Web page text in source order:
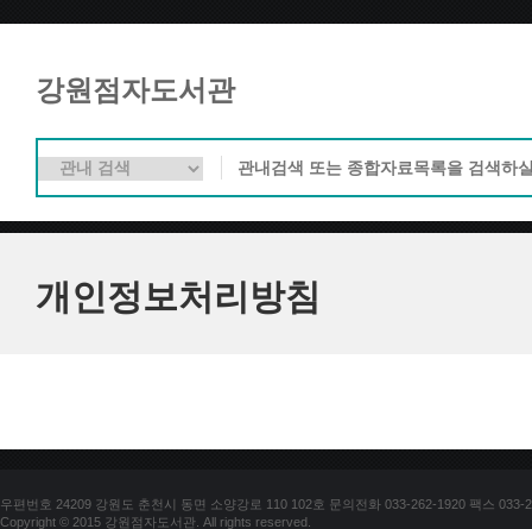
강원점자도서관
개인정보처리방침
우편번호 24209 강원도 춘천시 동면 소양강로 110 102호 문의전화 033-262-1920 팩스 033-
Copyright © 2015 강원점자도서관. All rights reserved.